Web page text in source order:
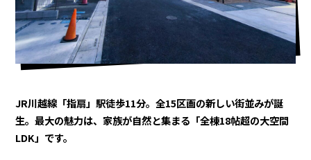
JR川越線「指扇」駅徒歩11分。全15区画の新しい街並みが誕
生。最大の魅力は、家族が自然と集まる「全棟18帖超の大空間
LDK」です。